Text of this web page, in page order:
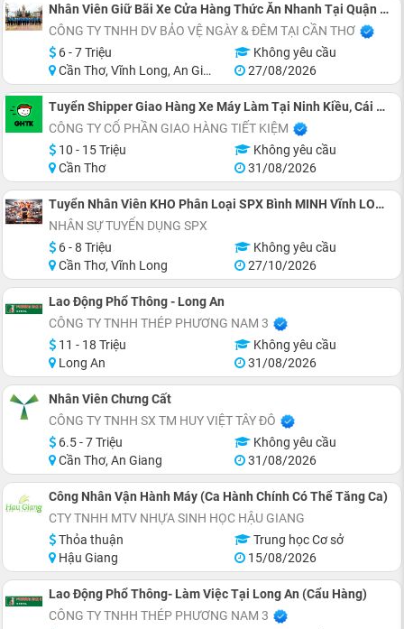
Nhân Viên Giữ Bãi Xe Cửa Hàng Thức Ăn Nhanh Tại Quận Ninh Kiều
CÔNG TY TNHH DV BẢO VỆ NGÀY & ĐÊM TẠI CẦN THƠ
6 - 7 Triệu
Không yêu cầu
Cần Thơ, Vĩnh Long, An Giang, Hậu Giang
27/08/2026
Tuyển Shipper Giao Hàng Xe Máy Làm Tại Ninh Kiều, Cái Răng
CÔNG TY CỔ PHẦN GIAO HÀNG TIẾT KIỆM
10 - 15 Triệu
Không yêu cầu
Cần Thơ
31/08/2026
Tuyển Nhân Viên KHO Phân Loại SPX Bình MINH Vĩnh LONG
NHÂN SỰ TUYỂN DỤNG SPX
6 - 8 Triệu
Không yêu cầu
Cần Thơ, Vĩnh Long
27/10/2026
Lao Động Phổ Thông - Long An
CÔNG TY TNHH THÉP PHƯƠNG NAM 3
11 - 18 Triệu
Không yêu cầu
Long An
31/08/2026
Nhân Viên Chưng Cất
CÔNG TY TNHH SX TM HUY VIỆT TÂY ĐÔ
6.5 - 7 Triệu
Không yêu cầu
Cần Thơ, An Giang
31/08/2026
Công Nhân Vận Hành Máy (Ca Hành Chính Có Thể Tăng Ca)
CTY TNHH MTV NHỰA SINH HỌC HẬU GIANG
Thỏa thuận
Trung học Cơ sở
Hậu Giang
15/08/2026
Lao Động Phổ Thông- Làm Việc Tại Long An (Cẩu Hàng)
CÔNG TY TNHH THÉP PHƯƠNG NAM 3